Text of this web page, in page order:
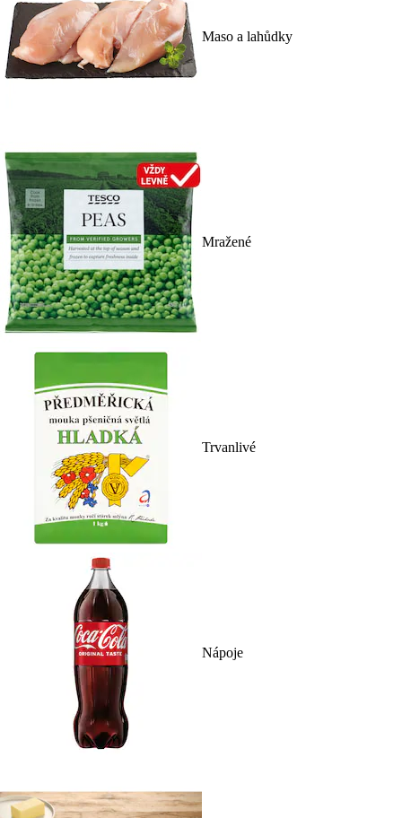
Maso a lahůdky
Mražené
Trvanlivé
Nápoje